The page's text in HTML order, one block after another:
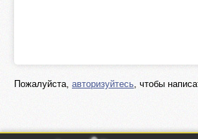
Пожалуйста, авторизуйтесь, чтобы